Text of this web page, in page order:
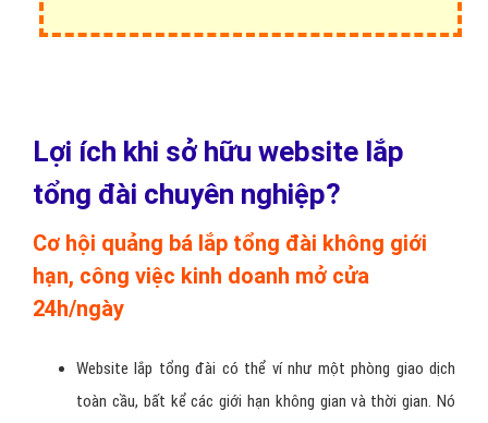
Lợi ích khi sở hữu website lắp
tổng đài chuyên nghiệp?
Cơ hội quảng bá lắp tổng đài không giới
hạn, công việc kinh doanh mở cửa
24h/ngày
Website lắp tổng đài có thể ví như một phòng giao dịch
toàn cầu, bất kể các giới hạn không gian và thời gian. Nó